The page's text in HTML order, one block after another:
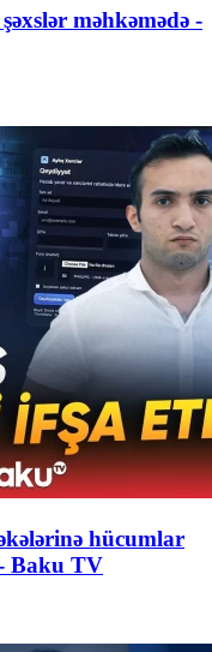
məhkəmədə -
hücumlar
- Baku TV